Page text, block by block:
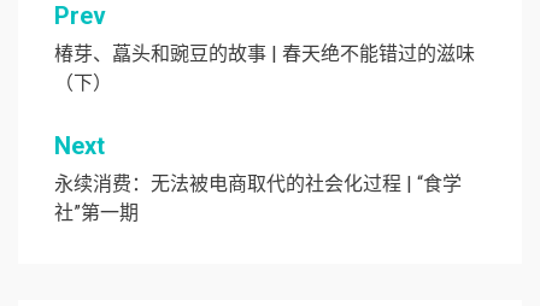
文
章
导
航
Prev
椿芽、藠头和豌豆的故事 | 春天绝不能错过的滋味
（下）
Next
永续消费：无法被电商取代的社会化过程 | “食学
社”第一期